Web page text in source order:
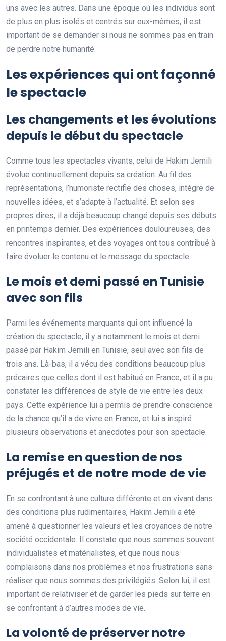
uns avec les autres. Dans une époque où les individus sont
de plus en plus isolés et centrés sur eux-mêmes, il est
important de se demander si nous ne sommes pas en train
de perdre notre humanité.
Les expériences qui ont façonné
le spectacle
Les changements et les évolutions
depuis le début du spectacle
Comme tous les spectacles vivants, celui de Hakim Jemili
évolue continuellement depuis sa création. Au fil des
représentations, l’humoriste rectifie des choses, intègre de
nouvelles idées, et s’adapte à l’actualité. Et selon ses
propres dires, il a déjà beaucoup changé depuis ses débuts
en printemps dernier. Des expériences douloureuses, des
rencontres inspirantes, et des voyages ont tous contribué à
faire évoluer le contenu et le message du spectacle.
Le mois et demi passé en Tunisie
avec son fils
Parmi les événements marquants qui ont influencé la
création du spectacle, il y a notamment le mois et demi
passé par Hakim Jemili en Tunisie, seul avec son fils de
trois ans. Là-bas, il a vécu des conditions beaucoup plus
précaires que celles dont il est habitué en France, et il a pu
constater les différences de style de vie entre les deux
pays. Cette expérience lui a permis de prendre conscience
de la chance qu’il a de vivre en France, et lui a inspiré
plusieurs observations et anecdotes pour son spectacle.
La remise en question de nos
préjugés et de notre mode de vie
En se confrontant à une culture différente et en vivant dans
des conditions plus rudimentaires, Hakim Jemili a été
amené à questionner les valeurs et les croyances de notre
société occidentale. Il constate que nous sommes souvent
individualistes et matérialistes, et que nous nous
complaisons dans nos problèmes et nos frustrations sans
réaliser que nous sommes des privilégiés. Selon lui, il est
important de relativiser et de garder les pieds sur terre en
se confrontant à d’autres modes de vie.
La volonté de préserver notre